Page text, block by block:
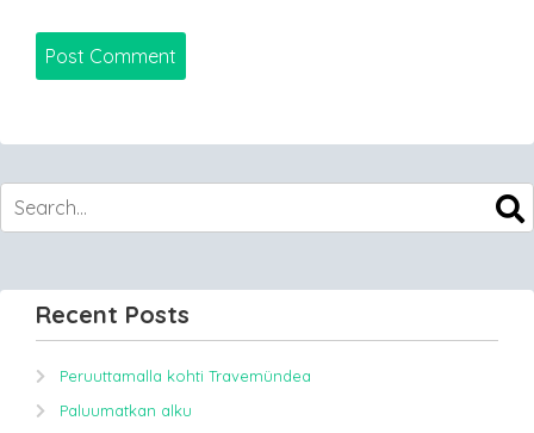
Recent Posts
Peruuttamalla kohti Travemündea
Paluumatkan alku